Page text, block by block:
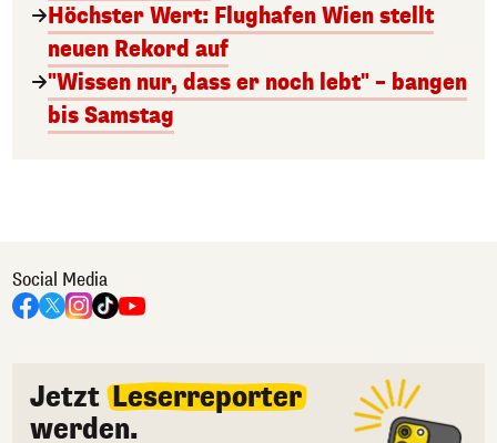
Höchster Wert: Flughafen Wien stellt
neuen Rekord auf
"Wissen nur, dass er noch lebt" – bangen
bis Samstag
Social Media
Jetzt Leserreporter
werden.